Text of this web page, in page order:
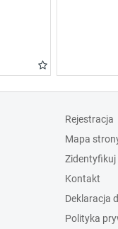
Rejestracja
Mapa
Zidentyfikuj
Kontakt
Deklaracja
Polityka